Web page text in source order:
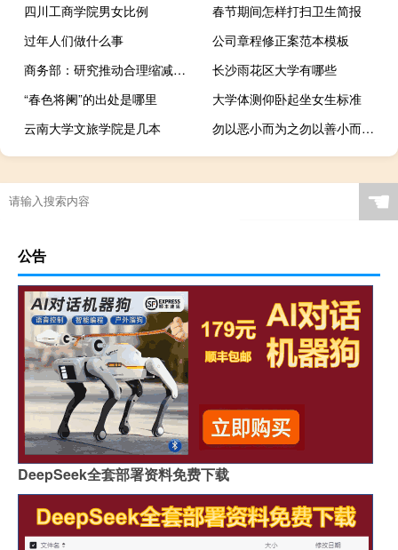
四川工商学院男女比例
春节期间怎样打扫卫生简报
过年人们做什么事
公司章程修正案范本模板
商务部：研究推动合理缩减外资准入负面清单
长沙雨花区大学有哪些
“春色将阑”的出处是哪里
大学体测仰卧起坐女生标准
云南大学文旅学院是几本
勿以恶小而为之勿以善小而不为这句话是谁说的
☚
公告
DeepSeek全套部署资料免费下载